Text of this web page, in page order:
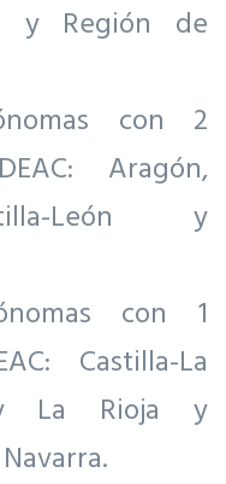
y Región de
con 2
Aragón,
León y
con 1
Castilla-La
La Rioja y